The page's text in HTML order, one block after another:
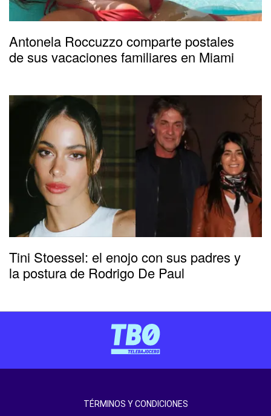
Antonela Roccuzzo comparte postales
de sus vacaciones familiares en Miami
Tini Stoessel: el enojo con sus padres y
la postura de Rodrigo De Paul
TÉRMINOS Y CONDICIONES